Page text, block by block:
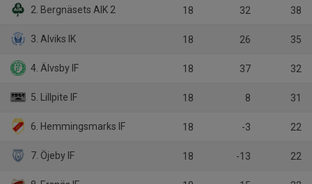
2. Bergnäsets AIK 2 18 32 38
3. Alviks IK 18 26 35
4. Älvsby IF 18 37 32
5. Lillpite IF 18 8 31
6. Hemmingsmarks IF 18 -3 22
7. Öjeby IF 18 -13 22